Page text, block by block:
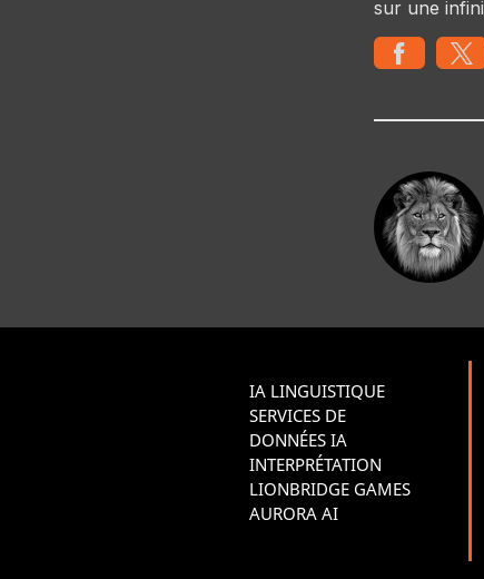
sur une
IA LINGUISTIQUE
SERVICES DE
DONNÉES IA
INTERPRÉTATION
LIONBRIDGE GAMES
AURORA AI